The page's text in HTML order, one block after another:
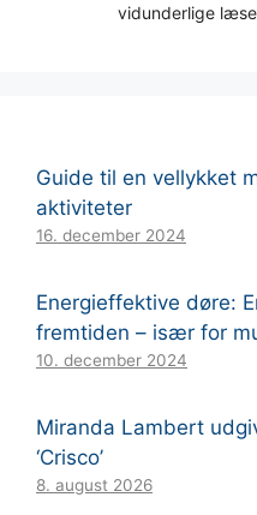
vidunderlige
Guide til en vellykket
aktiviteter
16. december 2024
Energieffektive døre:
fremtiden – især for
10. december 2024
Miranda Lambert
‘Crisco’
8. august 2026